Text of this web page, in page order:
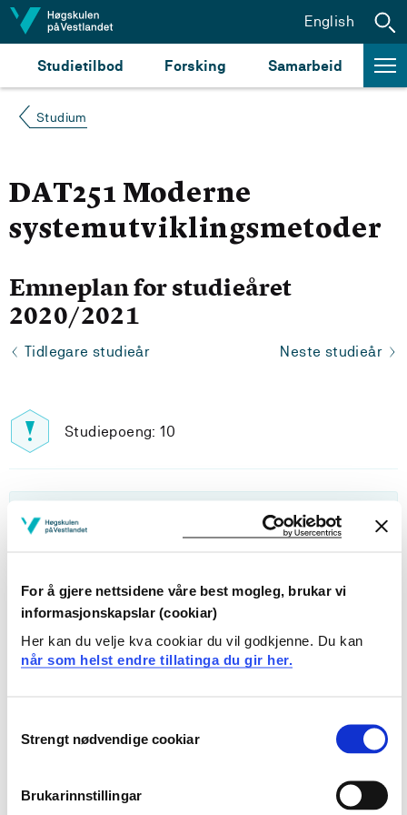
For å gjere nettsidene våre best mogleg, brukar vi
informasjonskapslar (cookiar)
Her kan du velje kva cookiar du vil godkjenne. Du kan
når som helst endre tillatinga du gir her.
Selection
Strengt nødvendige cookiar
Brukarinnstillingar
Hopp til innhald
Studietilbod Forsking Samarbeid
English
Studium
DAT251 Moderne
systemutviklingsmetoder
Emneplan for studieåret
2020/2021
Tidlegare studieår Neste studieår
Studiepoeng: 10
Inngår i:
Programvareutvikling
engelske nettsider ved å klikke "English" øverst i
menyfeltet.